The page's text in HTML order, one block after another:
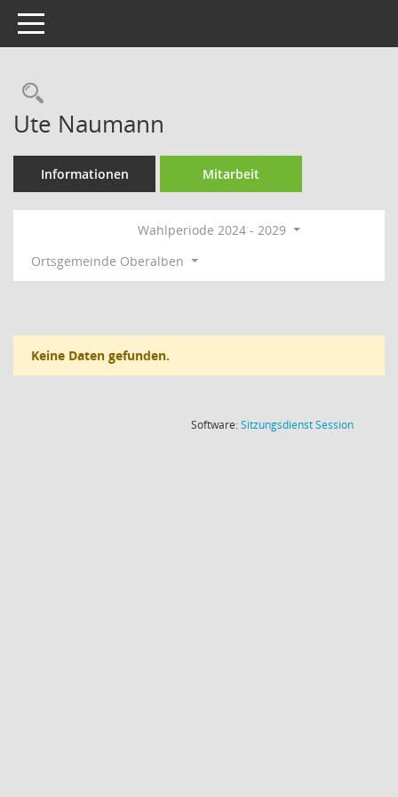
Toggle navigation
Rechercheauswahl
Ute Naumann
Informationen Mitarbeit
Wahlperiode 2024 - 2029
Ortsgemeinde Oberalben
Keine Daten gefunden.
Software:SitzungsdienstSession(Wird in